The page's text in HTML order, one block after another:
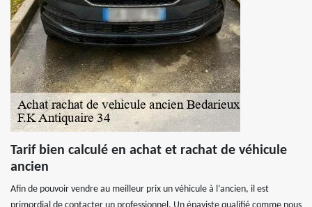
Tarif bien calculé en achat et rachat de véhicule
ancien
Afin de pouvoir vendre au meilleur prix un véhicule à l’ancien, il est